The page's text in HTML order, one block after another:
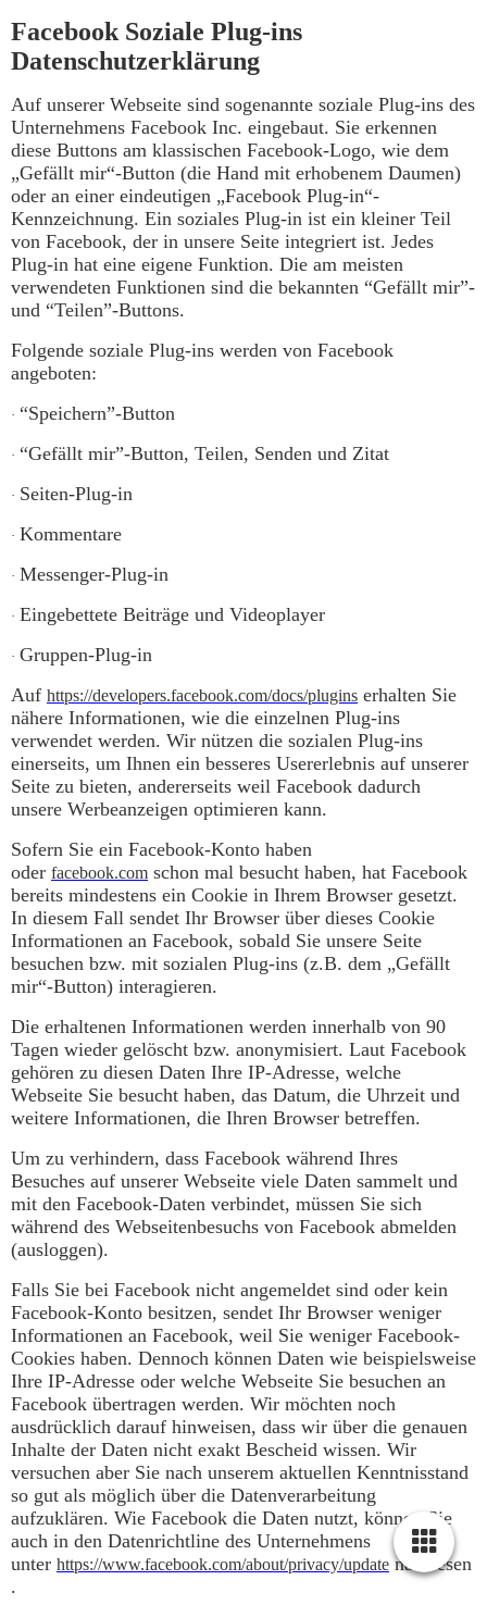
Facebook Soziale Plug-ins
Datenschutzerklärung
Auf unserer Webseite sind sogenannte soziale Plug-ins des
Unternehmens Facebook Inc. eingebaut. Sie erkennen
diese Buttons am klassischen Facebook-Logo, wie dem
„Gefällt mir“-Button (die Hand mit erhobenem Daumen)
oder an einer eindeutigen „Facebook Plug-in“-
Kennzeichnung. Ein soziales Plug-in ist ein kleiner Teil
von Facebook, der in unsere Seite integriert ist. Jedes
Plug-in hat eine eigene Funktion. Die am meisten
verwendeten Funktionen sind die bekannten “Gefällt mir”-
und “Teilen”-Buttons.
Folgende soziale Plug-ins werden von Facebook
angeboten:
· “Speichern”-Button
· “Gefällt mir”-Button, Teilen, Senden und Zitat
· Seiten-Plug-in
· Kommentare
· Messenger-Plug-in
· Eingebettete Beiträge und Videoplayer
· Gruppen-Plug-in
Auf https://developers.facebook.com/docs/plugins erhalten Sie
nähere Informationen, wie die einzelnen Plug-ins
verwendet werden. Wir nützen die sozialen Plug-ins
einerseits, um Ihnen ein besseres Usererlebnis auf unserer
Seite zu bieten, andererseits weil Facebook dadurch
unsere Werbeanzeigen optimieren kann.
Sofern Sie ein Facebook-Konto haben
oder facebook.com schon mal besucht haben, hat Facebook
bereits mindestens ein Cookie in Ihrem Browser gesetzt.
In diesem Fall sendet Ihr Browser über dieses Cookie
Informationen an Facebook, sobald Sie unsere Seite
besuchen bzw. mit sozialen Plug-ins (z.B. dem „Gefällt
mir“-Button) interagieren.
Die erhaltenen Informationen werden innerhalb von 90
Tagen wieder gelöscht bzw. anonymisiert. Laut Facebook
gehören zu diesen Daten Ihre IP-Adresse, welche
Webseite Sie besucht haben, das Datum, die Uhrzeit und
weitere Informationen, die Ihren Browser betreffen.
Um zu verhindern, dass Facebook während Ihres
Besuches auf unserer Webseite viele Daten sammelt und
mit den Facebook-Daten verbindet, müssen Sie sich
während des Webseitenbesuchs von Facebook abmelden
(ausloggen).
Falls Sie bei Facebook nicht angemeldet sind oder kein
Facebook-Konto besitzen, sendet Ihr Browser weniger
Informationen an Facebook, weil Sie weniger Facebook-
Cookies haben. Dennoch können Daten wie beispielsweise
Ihre IP-Adresse oder welche Webseite Sie besuchen an
Facebook übertragen werden. Wir möchten noch
ausdrücklich darauf hinweisen, dass wir über die genauen
Inhalte der Daten nicht exakt Bescheid wissen. Wir
versuchen aber Sie nach unserem aktuellen Kenntnisstand
so gut als möglich über die Datenverarbeitung
aufzuklären. Wie Facebook die Daten nutzt, können Sie
auch in den Datenrichtline des Unternehmens
unter https://www.facebook.com/about/privacy/updatenachlesen
.